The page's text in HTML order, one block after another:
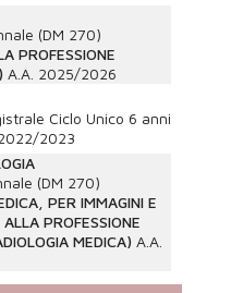
(DM 270)
PROFESSIONE
A.A. 2025/2026
Ciclo Unico 6 anni
2023
(DM 270)
PER IMMAGINI E
PROFESSIONE
MEDICA) A.A.